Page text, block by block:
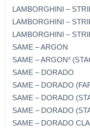
LAMBORGHINI –
LAMBORGHINI –
LAMBORGHINI –
SAME – ARGON
SAME – ARGON³
SAME – DORADO
SAME – DORADO
SAME – DORADO
SAME – DORADO
SAME – DORADO